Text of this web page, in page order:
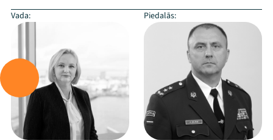
Vada: Piedalās: